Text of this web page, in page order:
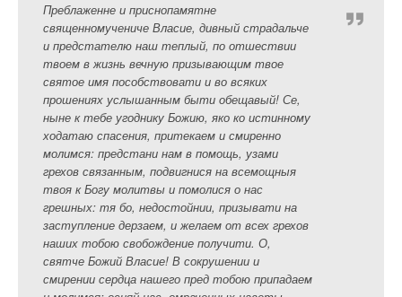
Преблаженне и приснопамятне
священномучениче Власие, дивный страдальче
и предстателю наш теплый, по отшествии
твоем в жизнь вечную призывающим твое
святое имя пособствовати и во всяких
прошениях услышанным быти обещавый! Се,
ныне к тебе угоднику Божию, яко ко истинному
ходатаю спасения, притекаем и смиренно
молимся: предстани нам в помощь, узами
грехов связанным, подвигнися на всемощныя
твоя к Богу молитвы и помолися о нас
грешных: тя бо, недостойнии, призывати на
заступление дерзаем, и желаем от всех грехов
наших тобою свобождение получити. О,
святче Божий Власие! В сокрушении и
смирении сердца нашего пред тобою припадаем